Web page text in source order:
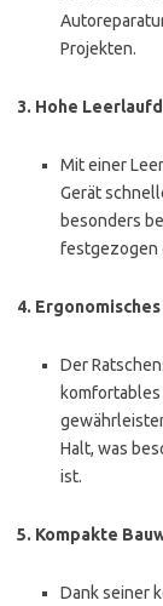
Projekten.
3. Hohe
Mit einer
Gerät
besonders
festgezogen
4.
Der
Halt, was
ist.
5. Kompakte
Dank seiner